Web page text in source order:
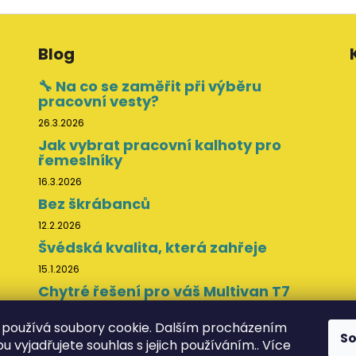
soubory cookie. Dalším procházením
vyjadřujete souhlas s jejich používáním.. Více
Blog
🔧 Na co se zaměřit při výběru
pracovní vesty?
26.3.2026
Jak vybrat pracovní kalhoty pro
řemeslníky
16.3.2026
Bez škrábanců
12.2.2026
Švédská kvalita, která zahřeje
15.1.2026
Chytré řešení pro váš Multivan T7